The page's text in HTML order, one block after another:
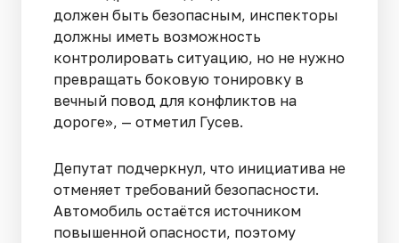
должен быть безопасным, инспекторы
должны иметь возможность
контролировать ситуацию, но не нужно
превращать боковую тонировку в
вечный повод для конфликтов на
дороге», — отметил Гусев.
Депутат подчеркнул, что инициатива не
отменяет требований безопасности.
Автомобиль остаётся источником
повышенной опасности, поэтому